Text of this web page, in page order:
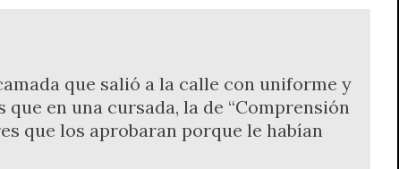
que salió a la calle con uniforme y
en una cursada, la de “Comprensión
que los aprobaran porque le habían